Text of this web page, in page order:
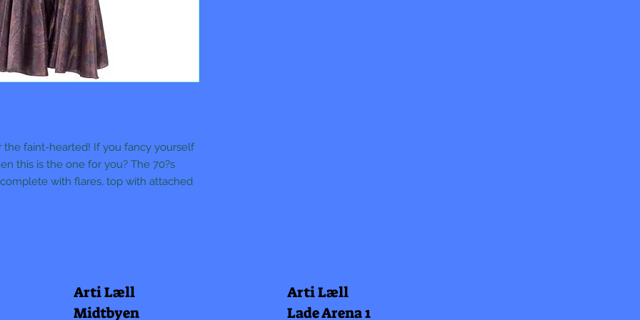
the faint-hearted! If you fancy yourself
this is the one for you? The 70?s
with flares, top with attached
Arti Læll
Midtbyen
Arti Læll
Lade Arena 1